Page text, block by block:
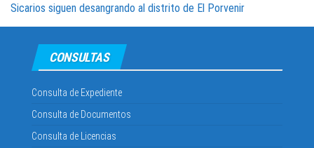
Sicarios siguen desangrando al distrito de El Porvenir
CONSULTAS
Consulta de Expediente
Consulta de Documentos
Consulta de Licencias